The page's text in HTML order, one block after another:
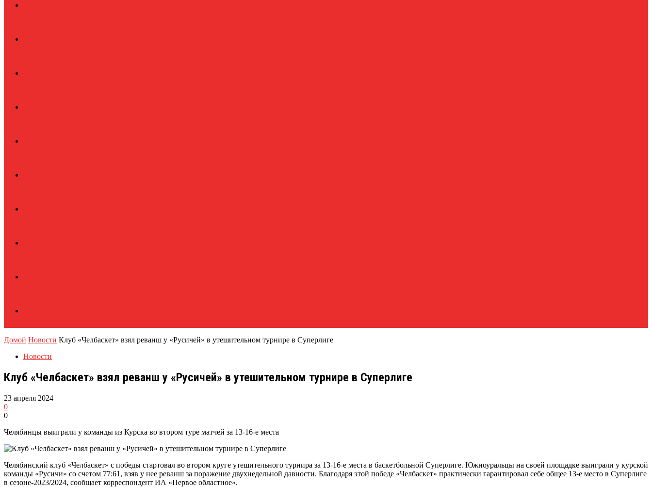
Домой Новости Клуб «Челбаскет» взял реванш у «Русичей» в утешительном турнире в Суперлиге
Новости
Клуб «Челбаскет» взял реванш у «Русичей» в утешительном турнире в Суперлиге
23 апреля 2024
0
0
Челябинцы выиграли у команды из Курска во втором туре матчей за 13-16-е места
Челябинский клуб «Челбаскет» с победы стартовал во втором круге утешительного турнира за 13-16-е места в баскетбольной Суперлиге. Южноуральцы на своей площадке выиграли у курской
команды «Русичи» со счетом 77:61, взяв у нее реванш за поражение двухнедельной давности. Благодаря этой победе «Челбаскет» практически гарантировал себе общее 13-е место в Суперлиге
в сезоне-2023/2024, сообщает корреспондент ИА «Первое областное».